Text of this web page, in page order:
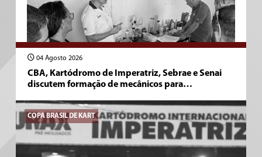
04 Agosto 2026
CBA, Kartódromo de Imperatriz, Sebrae e Senai
discutem formação de mecânicos para…
COPA BRASIL DE KART